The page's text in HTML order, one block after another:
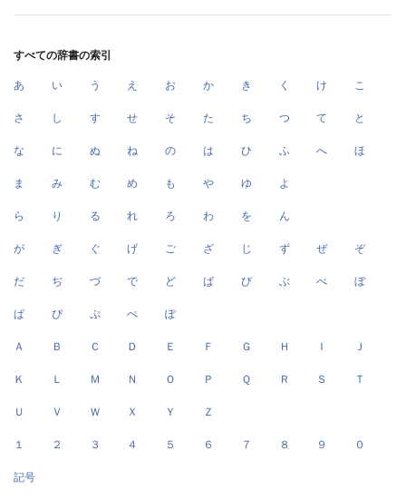
すべての辞書の索引
あ い う え お か き く け こ
さ し す せ そ た ち つ て と
な に ぬ ね の は ひ ふ へ ほ
ま み む め も や ゆ よ
ら り る れ ろ わ を ん
が ぎ ぐ げ ご ざ じ ず ぜ ぞ
だ ぢ づ で ど ば び ぶ べ ぼ
ぱ ぴ ぷ ぺ ぽ
Ａ Ｂ Ｃ Ｄ Ｅ Ｆ Ｇ Ｈ Ｉ Ｊ
Ｋ Ｌ Ｍ Ｎ Ｏ Ｐ Ｑ Ｒ Ｓ Ｔ
Ｕ Ｖ Ｗ Ｘ Ｙ Ｚ
１ ２ ３ ４ ５ ６ ７ ８ ９ ０
記号